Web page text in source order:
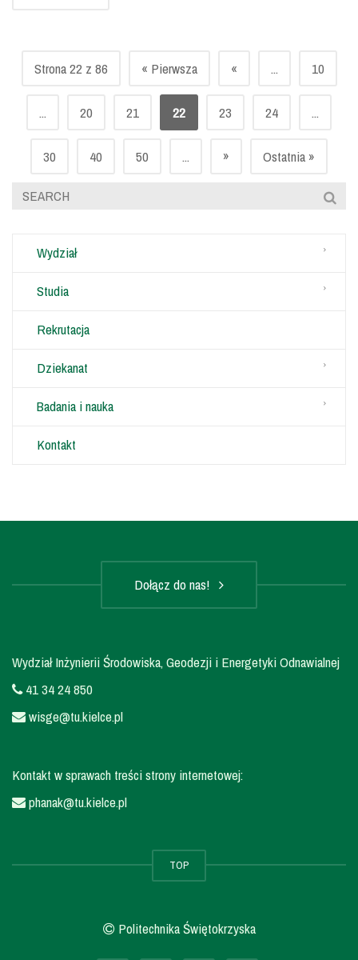
Strona 22 z 86 « Pierwsza « ... 10
... 20 21 22 23 24 ...
30 40 50 ... » Ostatnia »
Wydział
Studia
Rekrutacja
Dziekanat
Badania i nauka
Kontakt
Dołącz do nas!
Wydział Inżynierii Środowiska, Geodezji i Energetyki Odnawialnej
41 34 24 850
wisge@tu.kielce.pl
Kontakt w sprawach treści strony internetowej:
phanak@tu.kielce.pl
TOP
Politechnika Świętokrzyska